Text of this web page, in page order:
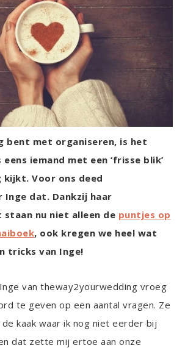
bent met organiseren, is het
iemand met een ‘frisse blik’
kijkt. Voor ons deed
Inge dat. Dankzij haar
nu niet alleen de puntjes op
, ook kregen we heel wat
tricks van Inge!
van theway2yourwedding vroeg
te geven op een aantal vragen. Ze
kaak waar ik nog niet eerder bij
dat zette mij ertoe aan onze